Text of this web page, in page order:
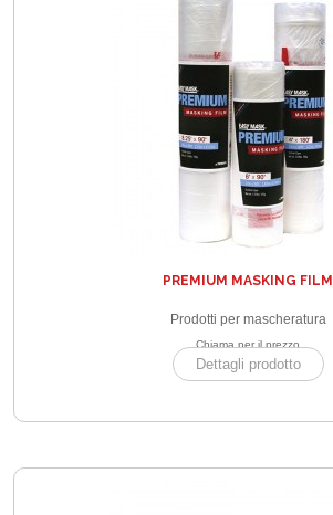
PREMIUM MASKING FILM
Prodotti per mascheratura
Chiama per il prezzo
Dettagli prodotto